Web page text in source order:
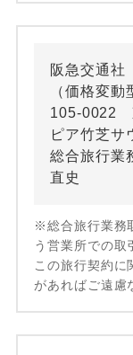
阪急交通
（価格変動
105-0022
ピア竹芝サ
総合旅行業
直史
※総合旅行業務
う営業所での取
この旅行契約に
があればご遠慮